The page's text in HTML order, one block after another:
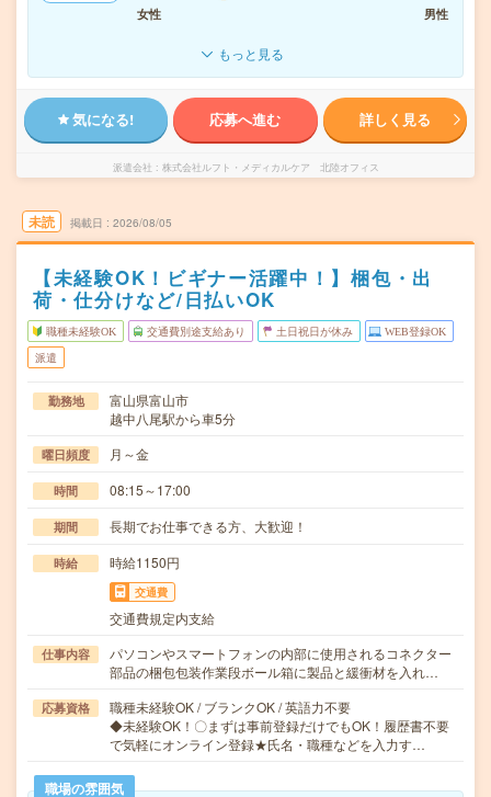
女性
男性
もっと見る
気になる! 応募へ進む 詳しく見る
派遣会社 株式会社ルフト・メディカルケア 北陸オフィス
未読 掲載日 2026/08/05
【未経験OK！ビギナー活躍中！】梱包・出
荷・仕分けなど/日払いOK
職種未経験OK 交通費別途支給あり 土日祝日が休み WEB登録OK
派遣
勤務地
富山県富山市
越中八尾駅から車5分
曜日頻度 月～金
時間 08:15～17:00
期間 長期でお仕事できる方、大歓迎！
時給 時給1150円
交通費
交通費規定内支給
仕事内容
パソコンやスマートフォンの内部に使用されるコネクター
部品の梱包包装作業段ボール箱に製品と緩衝材を入れ…
応募資格
職種未経験OK / ブランクOK / 英語力不要
◆未経験OK！〇まずは事前登録だけでもOK！履歴書不要
で気軽にオンライン登録★氏名・職種などを入力す…
職場の雰囲気